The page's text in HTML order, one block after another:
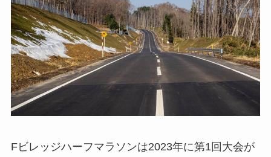
Fビレッジハーフマラソンは2023年に第1回大会が